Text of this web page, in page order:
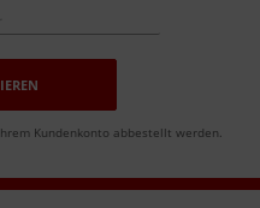
Kundenkonto abbestellt werden.